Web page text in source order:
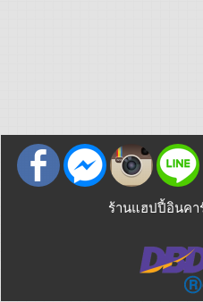
ร้านแฮปปี้อินคา